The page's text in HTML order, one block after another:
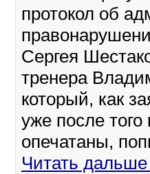
протокол об
Сергея
тренера
который, как
уже после
опечатаны,
Читать